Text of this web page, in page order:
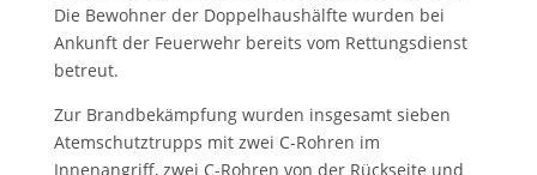
Die Bewohner der Doppelhaushälfte wurden bei
Ankunft der Feuerwehr bereits vom Rettungsdienst
betreut.
Zur Brandbekämpfung wurden insgesamt sieben
Atemschutztrupps mit zwei C-Rohren im
Innenangriff, zwei C-Rohren von der Rückseite und